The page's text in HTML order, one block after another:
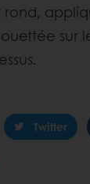
sur
Twitter